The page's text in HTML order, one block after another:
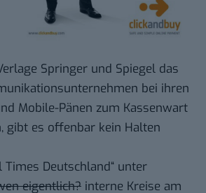
Springer und Spiegel das
bei ihren
Mobile-Pänen zum Kassenwart
gibt es offenbar kein Halten
Times Deutschland“ unter
eigentlich? interne Kreise am